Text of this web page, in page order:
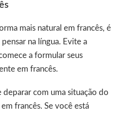
mais natural em francês, é
na língua. Evite a
a formular seus
em francês.
deparar com uma situação do
francês. Se você está